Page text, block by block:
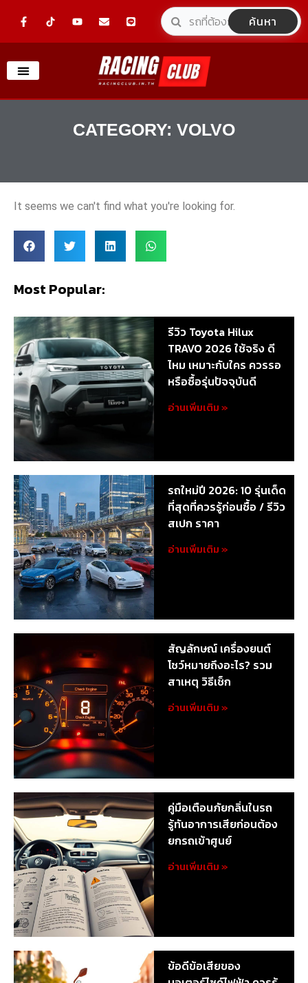
F
a
e
o
o
-
o
t
n
e
l
o
p
e
L
i
e
ค้นหา
CATEGORY: VOLVO
It seems we can't find what you're looking for.
Most Popular:
รีวิว Toyota Hilux
TRAVO 2026 ใช้จริง ดี
ไหม เหมาะกับใคร ควรรอ
หรือซื้อรุ่นปัจจุบันดี
อ่านเพิ่มเติม »
รถใหม่ปี 2026: 10 รุ่นเด็ด
ที่สุดที่ควรรู้ก่อนซื้อ / รีวิว
สเปก ราคา
อ่านเพิ่มเติม »
สัญลักษณ์ เครื่องยนต์
โชว์หมายถึงอะไร? รวม
สาเหตุ วิธีเช็ก
อ่านเพิ่มเติม »
คู่มือเตือนภัยกลิ่นในรถ
รู้ทันอาการเสียก่อนต้อง
ยกรถเข้าศูนย์
อ่านเพิ่มเติม »
ข้อดีข้อเสียของ